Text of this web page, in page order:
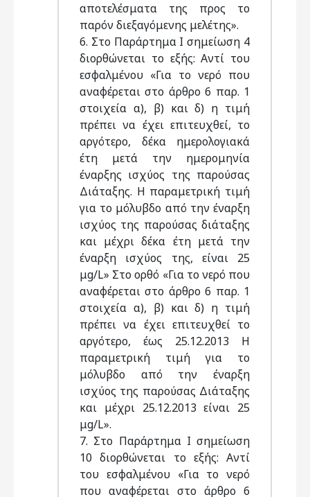
αποτελέσματα της προς το
παρόν διεξαγόμενης μελέτης».
6. Στο Παράρτημα Ι σημείωση 4
διορθώνεται το εξής: Αντί του
εσφαλμένου «Για το νερό που
αναφέρεται στο άρθρο 6 παρ. 1
στοιχεία α), β) και δ) η τιμή
πρέπει να έχει επιτευχθεί, το
αργότερο, δέκα ημερολογιακά
έτη μετά την ημερομηνία
έναρξης ισχύος της παρούσας
Διάταξης. Η παραμετρική τιμή
για το μόλυβδο από την έναρξη
ισχύος της παρούσας διάταξης
και μέχρι δέκα έτη μετά την
έναρξη ισχύος της, είναι 25
μg/L» Στο ορθό «Για το νερό που
αναφέρεται στο άρθρο 6 παρ. 1
στοιχεία α), β) και δ) η τιμή
πρέπει να έχει επιτευχθεί το
αργότερο, έως 25.12.2013 Η
παραμετρική τιμή για το
μόλυβδο από την έναρξη
ισχύος της παρούσας Διάταξης
και μέχρι 25.12.2013 είναι 25
μg/L».
7. Στο Παράρτημα Ι σημείωση
10 διορθώνεται το εξής: Αντί
του εσφαλμένου «Για το νερό
που αναφέρεται στο άρθρο 6